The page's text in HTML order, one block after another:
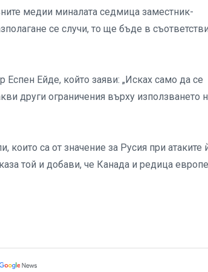
медии миналата седмица заместник-
се случи, то ще бъде в
Ейде, който заяви: „Исках само да се
други ограничения върху използването
са от значение за Русия при атаките
той и добави, че Канада и редица